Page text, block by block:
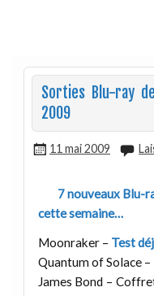
Sorties Blu-ray
2009
11 mai 2009
7 nouveaux Blu-
cette semaine…
Moonraker – Test
Quantum of Solace –
James Bond –